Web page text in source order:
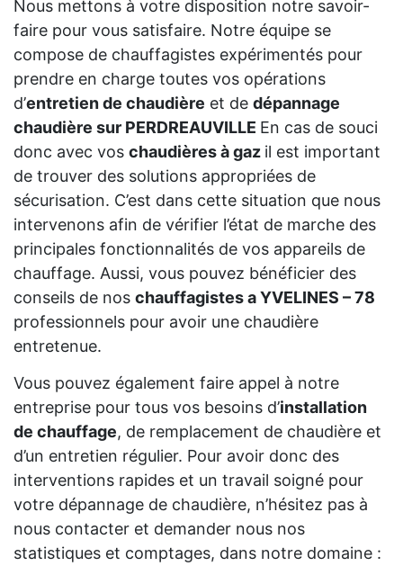
Nous mettons à votre disposition notre savoir-
faire pour vous satisfaire. Notre équipe se
compose de chauffagistes expérimentés pour
prendre en charge toutes vos opérations
d’entretien de chaudière et de dépannage
chaudière sur PERDREAUVILLE En cas de souci
donc avec vos chaudières à gaz il est important
de trouver des solutions appropriées de
sécurisation. C’est dans cette situation que nous
intervenons afin de vérifier l’état de marche des
principales fonctionnalités de vos appareils de
chauffage. Aussi, vous pouvez bénéficier des
conseils de nos chauffagistes a YVELINES – 78
professionnels pour avoir une chaudière
entretenue.
Vous pouvez également faire appel à notre
entreprise pour tous vos besoins d’installation
de chauffage, de remplacement de chaudière et
d’un entretien régulier. Pour avoir donc des
interventions rapides et un travail soigné pour
votre dépannage de chaudière, n’hésitez pas à
nous contacter et demander nous nos
statistiques et comptages, dans notre domaine :